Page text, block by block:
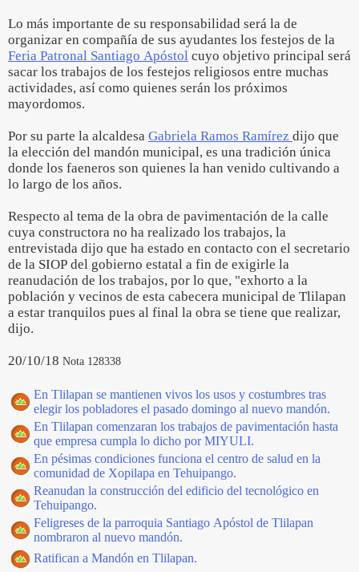
Lo más importante de su responsabilidad será la de
organizar en compañía de sus ayudantes los festejos de la
Feria Patronal Santiago Apóstol cuyo objetivo principal será
sacar los trabajos de los festejos religiosos entre muchas
actividades, así como quienes serán los próximos
mayordomos.
Por su parte la alcaldesa Gabriela Ramos Ramírez dijo que
la elección del mandón municipal, es una tradición única
donde los faeneros son quienes la han venido cultivando a
lo largo de los años.
Respecto al tema de la obra de pavimentación de la calle
cuya constructora no ha realizado los trabajos, la
entrevistada dijo que ha estado en contacto con el secretario
de la SIOP del gobierno estatal a fin de exigirle la
reanudación de los trabajos, por lo que, "exhorto a la
población y vecinos de esta cabecera municipal de Tlilapan
a estar tranquilos pues al final la obra se tiene que realizar,
dijo.
20/10/18 Nota 128338
En Tlilapan se mantienen vivos los usos y costumbres tras
elegir los pobladores el pasado domingo al nuevo mandón.
En Tlilapan comenzaran los trabajos de pavimentación hasta
que empresa cumpla lo dicho por MIYULI.
En pésimas condiciones funciona el centro de salud en la
comunidad de Xopilapa en Tehuipango.
Reanudan la construcción del edificio del tecnológico en
Tehuipango.
Feligreses de la parroquia Santiago Apóstol de Tlilapan
nombraron al nuevo mandón.
Ratifican a Mandón en Tlilapan.